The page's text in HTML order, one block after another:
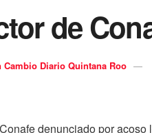
de
Cambio Diario Quintana Roo
denunciado por